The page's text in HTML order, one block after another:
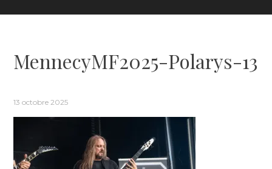
MennecyMF2025-Polarys-13
13 octobre 2025